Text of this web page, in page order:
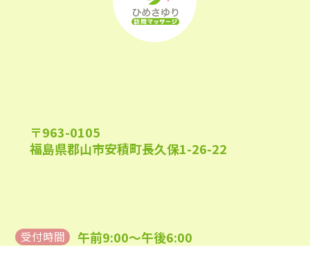
〒963-0105
福島県郡山市安積町長久保1-26-22
受付時間
午前9:00～午後6:00